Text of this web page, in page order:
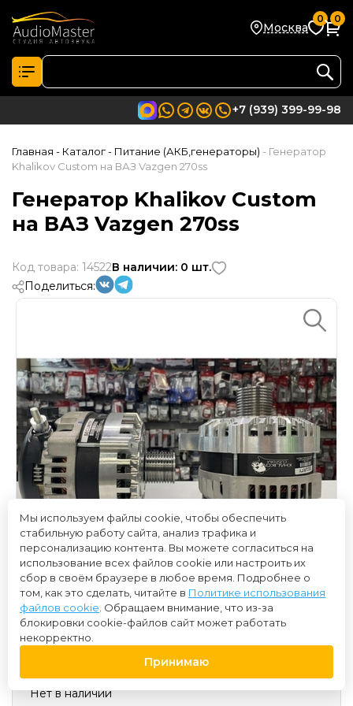
Москва
0 0
+7 (939) 399-99-98
Главная - Каталог- Питание (АКБ,генераторы) - Генератор
Khalikov Custom на ВАЗ Vazgen 270ss
Генератор Khalikov Custom
на ВАЗ Vazgen 270ss
Код товара: 14522В наличии: 0 шт.
Поделиться:
Нет в наличии
Мы используем файлы cookie, чтобы обеспечить
стабильную работу сайта, анализ трафика и
персонализацию контента. Вы можете согласиться на
использование всех файлов cookie или настроить их
сбор в своём браузере в любое время. Подробнее о
том, как это сделать, читайте в Политике использования
файлов cookie . Обращаем внимание, что из-за
блокировки cookie-файлов сайт может работать
некорректно.
Принимаю